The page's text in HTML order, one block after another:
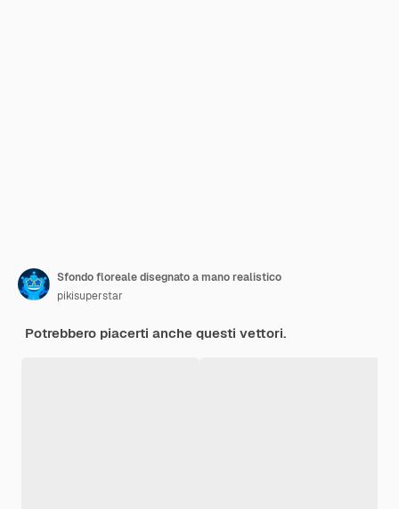
Sfondo floreale disegnato a mano realistico
pikisuperstar
Potrebbero piacerti anche questi vettori.